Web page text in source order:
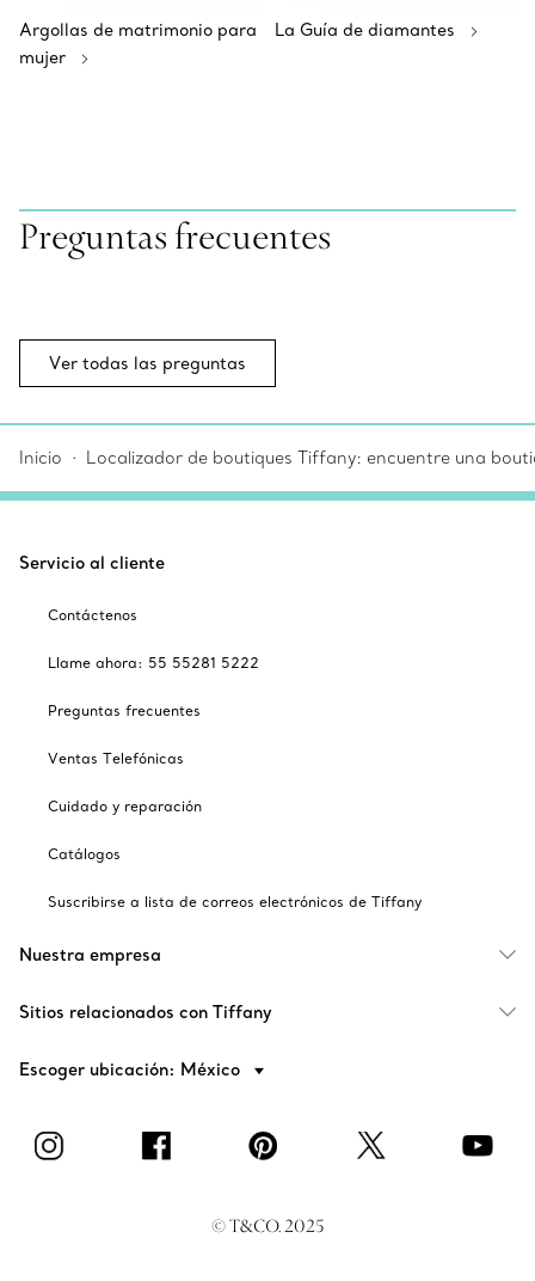
Argollas de matrimonio para
mujer
La Guía de diamantes
Preguntas frecuentes
Ver todas las preguntas
Inicio Localizador de boutiques Tiffany: encuentre una
Servicio al cliente
Contáctenos
Llame ahora: 55 55281 5222
Preguntas frecuentes
Ventas Telefónicas
Cuidado y reparación
Catálogos
Suscribirse a lista de correos electrónicos de Tiffany
Nuestra empresa
Sitios relacionados con Tiffany
Escoger ubicación: México
© T&CO. 2025